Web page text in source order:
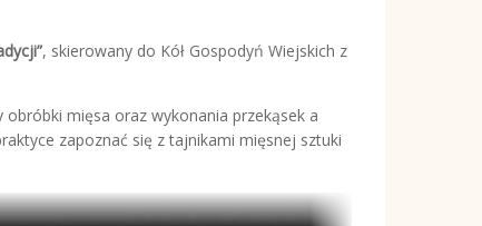
, skierowany do Kół Gospodyń Wiejskich z
mięsa oraz wykonania przekąsek a
zapoznać się z tajnikami mięsnej sztuki